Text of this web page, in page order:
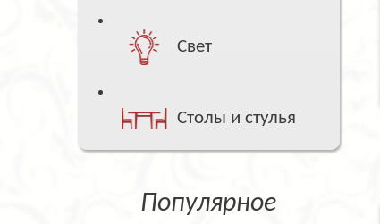
Свет
Столы и стулья
Популярное